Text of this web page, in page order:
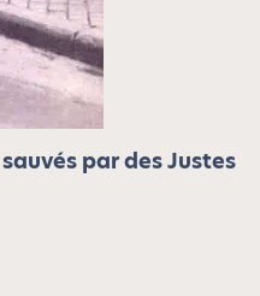
par des Justes